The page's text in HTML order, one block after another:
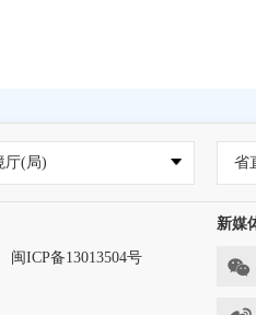
人民共和国环境噪声污染防
、集会等活动，使用音响器
用其他发出高噪声的方法招揽
厅(局) 省
闽ICP备13013504号
新媒